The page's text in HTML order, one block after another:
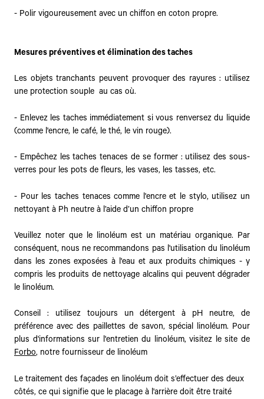
- Polir vigoureusement avec un chiffon en coton propre.
Mesures préventives et élimination des taches
Les objets tranchants peuvent provoquer des rayures : utilisez
une protection souple au cas où.
- Enlevez les taches immédiatement si vous renversez du liquide
(comme l'encre, le café, le thé, le vin rouge).
- Empêchez les taches tenaces de se former : utilisez des sous-
verres pour les pots de fleurs, les vases, les tasses, etc.
- Pour les taches tenaces comme l'encre et le stylo, utilisez un
nettoyant à Ph neutre à l’aide d’un chiffon propre
Veuillez noter que le linoléum est un matériau organique. Par
conséquent, nous ne recommandons pas l'utilisation du linoléum
dans les zones exposées à l'eau et aux produits chimiques - y
compris les produits de nettoyage alcalins qui peuvent dégrader
le linoléum.
Conseil : utilisez toujours un détergent à pH neutre, de
préférence avec des paillettes de savon, spécial linoléum. Pour
plus d'informations sur l'entretien du linoléum, visitez le site de
Forbo, notre fournisseur de linoléum
Le traitement des façades en linoléum doit s’effectuer des deux
côtés, ce qui signifie que le placage à l'arrière doit être traité